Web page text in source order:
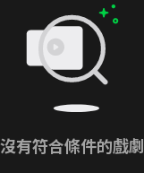
沒有符合條件的戲劇